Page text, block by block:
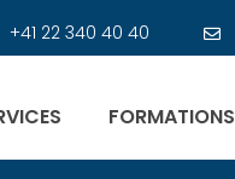
+41 22 340 40 40
FORMATIONS